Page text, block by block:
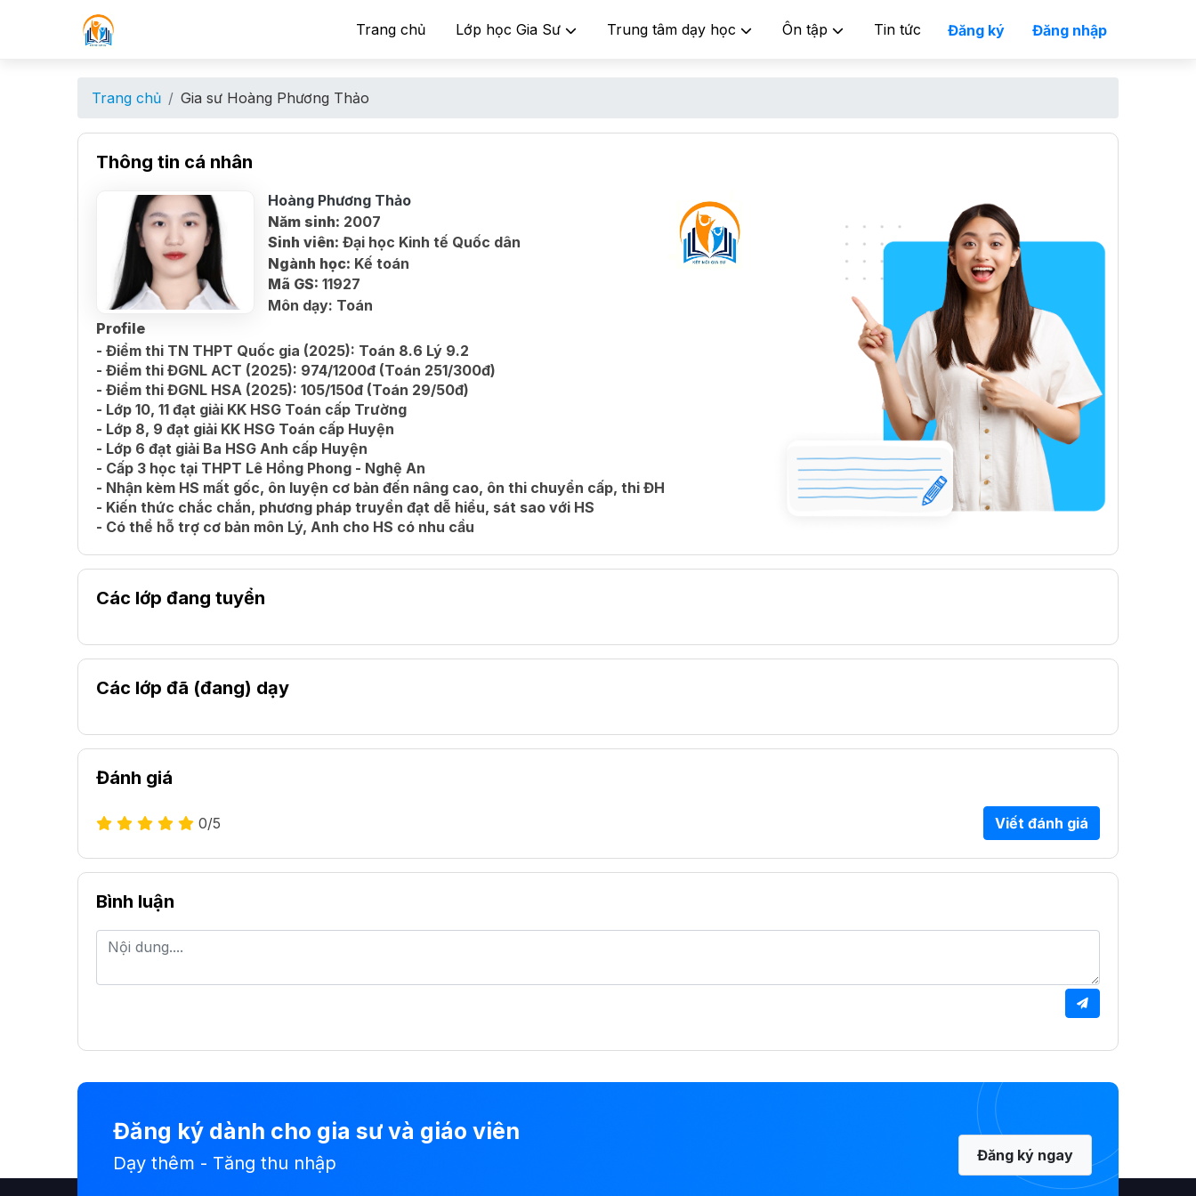
Đăng ký Đăng nhập
Trang chủ Lớp học Gia Sư Trung tâm dạy học Ôn tập Tin tức
Trang chủ Gia sư Hoàng Phương Thảo
Thông tin cá nhân
Hoàng Phương Thảo
Năm sinh: 2007
Sinh viên: Đại học Kinh tế Quốc dân
Ngành học: Kế toán
Mã GS: 11927
Môn dạy: Toán
Profile
- Điểm thi TN THPT Quốc gia (2025): Toán 8.6 Lý 9.2
- Điểm thi ĐGNL ACT (2025): 974/1200đ (Toán 251/300đ)
- Điểm thi ĐGNL HSA (2025): 105/150đ (Toán 29/50đ)
- Lớp 10, 11 đạt giải KK HSG Toán cấp Trường
- Lớp 8, 9 đạt giải KK HSG Toán cấp Huyện
- Lớp 6 đạt giải Ba HSG Anh cấp Huyện
- Cấp 3 học tại THPT Lê Hồng Phong - Nghệ An
- Nhận kèm HS mất gốc, ôn luyện cơ bản đến nâng cao, ôn thi chuyển cấp, thi ĐH
- Kiến thức chắc chắn, phương pháp truyền đạt dễ hiểu, sát sao với HS
- Có thể hỗ trợ cơ bản môn Lý, Anh cho HS có nhu cầu
Các lớp đang tuyển
Các lớp đã (đang) dạy
Đánh giá
0/5 Viết đánh giá
Bình luận
Đăng ký dành cho gia sư và giáo viên
Dạy thêm - Tăng thu nhập Đăng ký ngay